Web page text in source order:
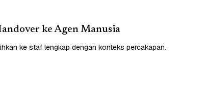
ke Agen Manusia
ke staf lengkap dengan konteks percakapan.